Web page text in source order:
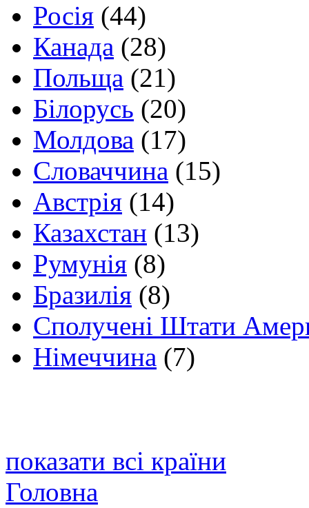
Росія (44)
Канада (28)
Польща (21)
Білорусь (20)
Молдова (17)
Словаччина (15)
Австрія (14)
Казахстан (13)
Румунія (8)
Бразилія (8)
Сполучені Штати
Німеччина (7)
показати всі країни
Головна